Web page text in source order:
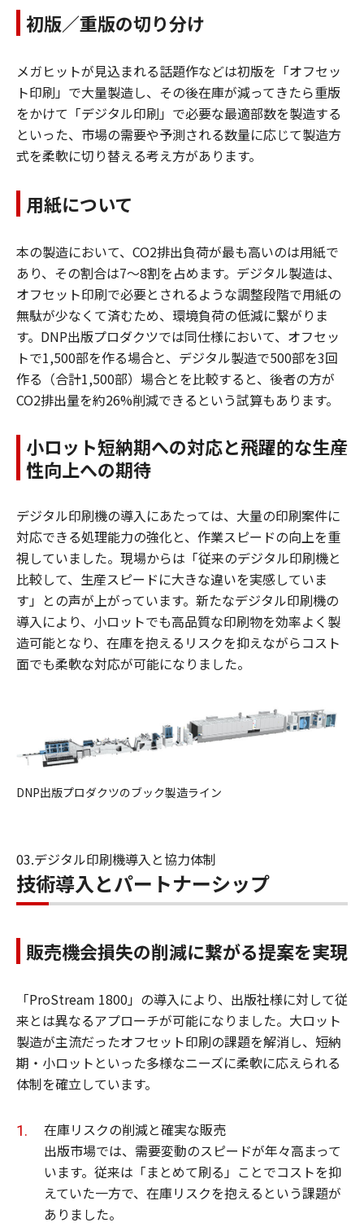
初版／重版の切り分け
メガヒットが見込まれる話題作などは初版を「オフセッ
ト印刷」で大量製造し、その後在庫が減ってきたら重版
をかけて「デジタル印刷」で必要な最適部数を製造する
といった、市場の需要や予測される数量に応じて製造方
式を柔軟に切り替える考え方があります。
用紙について
本の製造において、CO2排出負荷が最も高いのは用紙で
あり、その割合は7〜8割を占めます。デジタル製造は、
オフセット印刷で必要とされるような調整段階で用紙の
無駄が少なくて済むため、環境負荷の低減に繋がりま
す。DNP出版プロダクツでは同仕様において、オフセッ
トで1,500部を作る場合と、デジタル製造で500部を3回
作る（合計1,500部）場合とを比較すると、後者の方が
CO2排出量を約26%削減できるという試算もあります。
小ロット短納期への対応と飛躍的な生産
性向上への期待
デジタル印刷機の導入にあたっては、大量の印刷案件に
対応できる処理能力の強化と、作業スピードの向上を重
視していました。現場からは「従来のデジタル印刷機と
比較して、生産スピードに大きな違いを実感していま
す」との声が上がっています。新たなデジタル印刷機の
導入により、小ロットでも高品質な印刷物を効率よく製
造可能となり、在庫を抱えるリスクを抑えながらコスト
面でも柔軟な対応が可能になりました。
DNP出版プロダクツのブック製造ライン
03.デジタル印刷機導入と協力体制
技術導入とパートナーシップ
販売機会損失の削減に繋がる提案を実現
「ProStream 1800」の導入により、出版社様に対して従
来とは異なるアプローチが可能になりました。大ロット
製造が主流だったオフセット印刷の課題を解消し、短納
期・小ロットといった多様なニーズに柔軟に応えられる
体制を確立しています。
在庫リスクの削減と確実な販売
出版市場では、需要変動のスピードが年々高まって
います。従来は「まとめて刷る」ことでコストを抑
えていた一方で、在庫リスクを抱えるという課題が
ありました。